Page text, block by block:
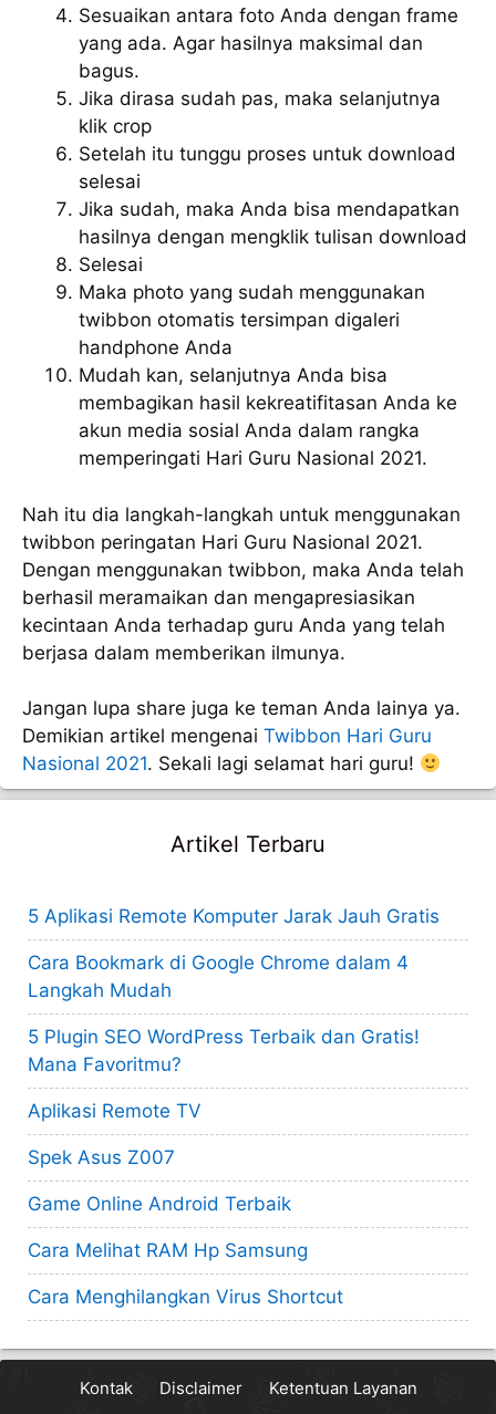
Sesuaikan antara foto Anda dengan frame
yang ada. Agar hasilnya maksimal dan
bagus.
Jika dirasa sudah pas, maka selanjutnya
klik crop
Setelah itu tunggu proses untuk download
selesai
Jika sudah, maka Anda bisa mendapatkan
hasilnya dengan mengklik tulisan download
Selesai
Maka photo yang sudah menggunakan
twibbon otomatis tersimpan digaleri
handphone Anda
Mudah kan, selanjutnya Anda bisa
membagikan hasil kekreatifitasan Anda ke
akun media sosial Anda dalam rangka
memperingati Hari Guru Nasional 2021.
Nah itu dia langkah-langkah untuk menggunakan
twibbon peringatan Hari Guru Nasional 2021.
Dengan menggunakan twibbon, maka Anda telah
berhasil meramaikan dan mengapresiasikan
kecintaan Anda terhadap guru Anda yang telah
berjasa dalam memberikan ilmunya.
Jangan lupa share juga ke teman Anda lainya ya.
Demikian artikel mengenai Twibbon Hari Guru
Nasional 2021. Sekali lagi selamat hari guru!
Artikel Terbaru
5 Aplikasi Remote Komputer Jarak Jauh Gratis
Cara Bookmark di Google Chrome dalam 4
Langkah Mudah
5 Plugin SEO WordPress Terbaik dan Gratis!
Mana Favoritmu?
Aplikasi Remote TV
Spek Asus Z007
Game Online Android Terbaik
Cara Melihat RAM Hp Samsung
Cara Menghilangkan Virus Shortcut
Kontak Disclaimer
Ketentuan Layanan